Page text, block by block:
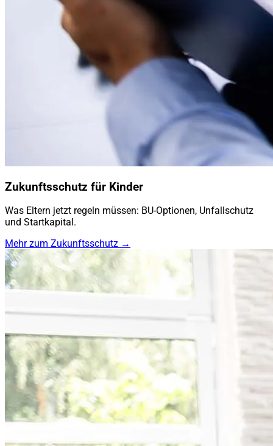
Zukunftsschutz für Kinder
Was Eltern jetzt regeln müssen: BU-Optionen, Unfallschutz
und Startkapital.
Mehr zum Zukunftsschutz →